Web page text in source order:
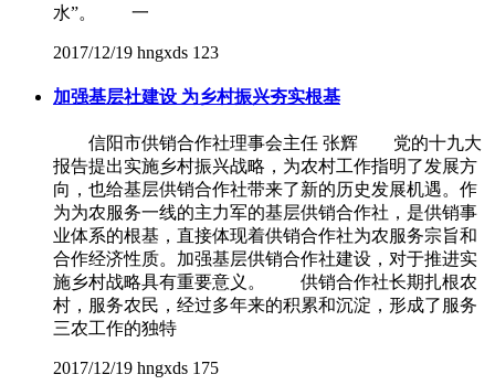
水”。 一
2017/12/19 hngxds 123
加强基层社建设 为乡村振兴夯实根基
信阳市供销合作社理事会主任 张辉 党的十九大
报告提出实施乡村振兴战略，为农村工作指明了发展方
向，也给基层供销合作社带来了新的历史发展机遇。作
为为农服务一线的主力军的基层供销合作社，是供销事
业体系的根基，直接体现着供销合作社为农服务宗旨和
合作经济性质。加强基层供销合作社建设，对于推进实
施乡村战略具有重要意义。 供销合作社长期扎根农
村，服务农民，经过多年来的积累和沉淀，形成了服务
三农工作的独特
2017/12/19 hngxds 175